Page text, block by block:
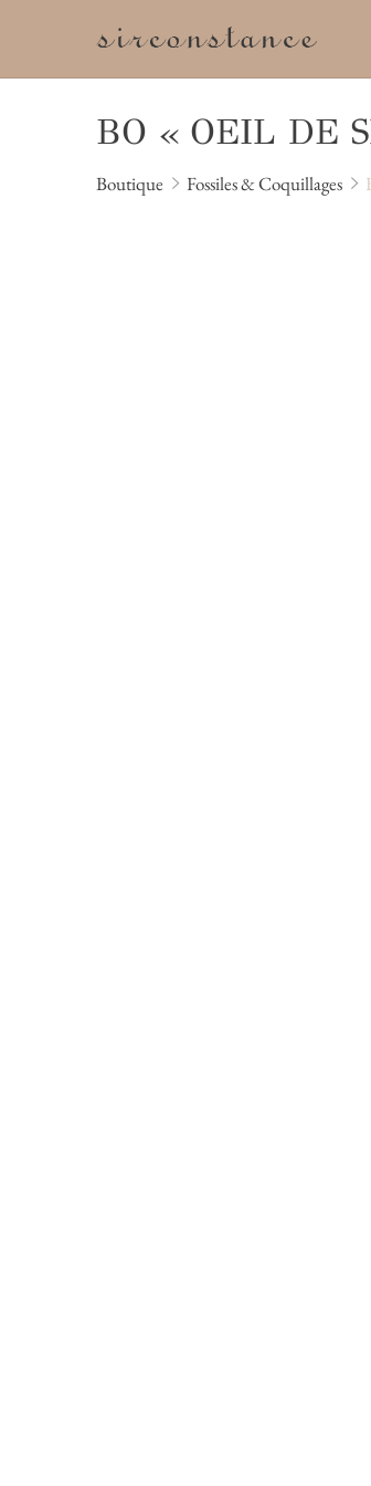
BO « OEIL DE
Boutique Fossiles & Coquillages